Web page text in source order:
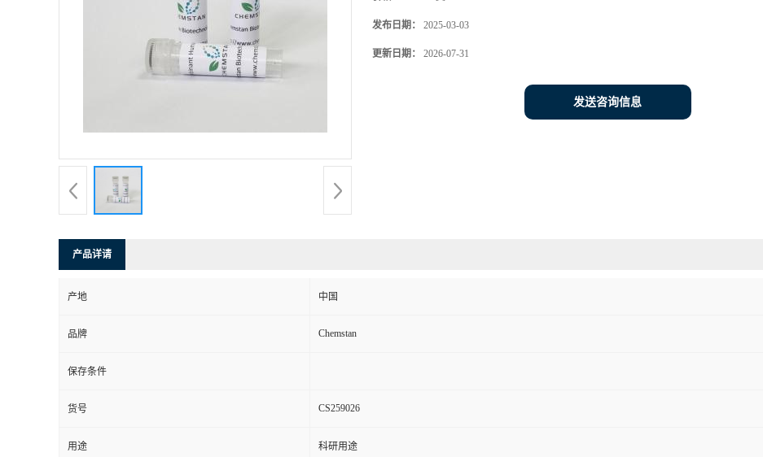
发布日期： 2025-03-03
更新日期： 2026-07-31
发送咨询信息
产品详请
产地 中国
品牌 Chemstan
保存条件
货号 CS259026
用途 科研用途